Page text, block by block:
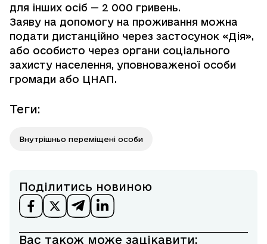
для інших осіб — 2 000 гривень.
Заяву на допомогу на проживання можна
подати дистанційно через застосунок «Дія»,
або особисто через органи соціального
захисту населення, уповноваженої особи
громади або ЦНАП.
Теги:
Внутрішньо переміщені особи
Поділитись новиною
Вас також може зацікавити: